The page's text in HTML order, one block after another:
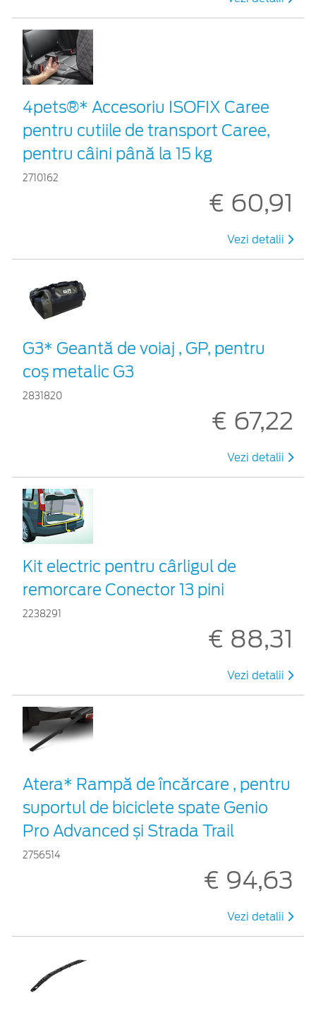
4pets®* Accesoriu ISOFIX Caree
pentru cutiile de transport Caree,
pentru câini până la 15 kg
2710162
€ 60,91
Vezi detalii
G3* Geantă de voiaj , GP, pentru
coș metalic G3
2831820
€ 67,22
Vezi detalii
Kit electric pentru cârligul de
remorcare Conector 13 pini
2238291
€ 88,31
Vezi detalii
Atera* Rampă de încărcare , pentru
suportul de biciclete spate Genio
Pro Advanced și Strada Trail
2756514
€ 94,63
Vezi detalii